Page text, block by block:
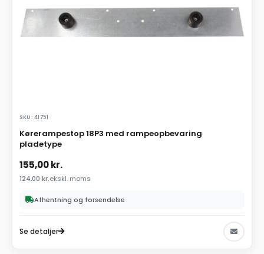
SKU: 41751
Kørerampestop 18P3 med rampeopbevaring
pladetype
155,00kr.
124,00 kr.ekskl. moms
Afhentning og forsendelse
Se detaljer